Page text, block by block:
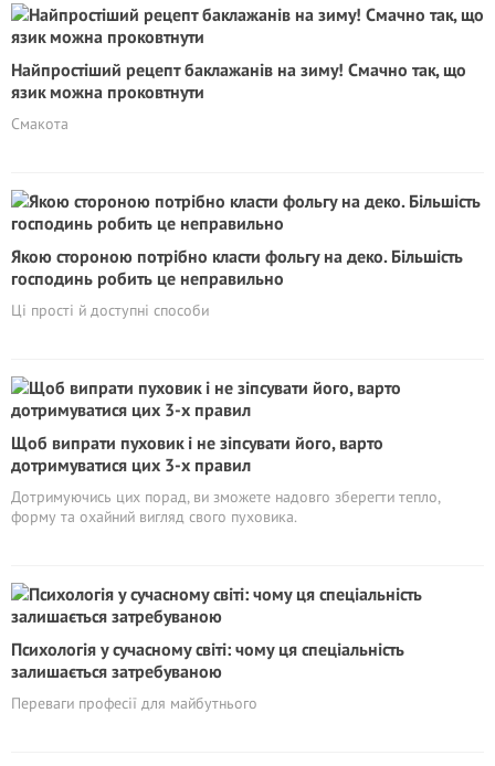
Найпростіший рецепт баклажанів на зиму! Смачно так, що
язик можна проковтнути
Смакота
Якою стороною потрібно класти фольгу на деко. Більшість
господинь робить це неправильно
Ці прості й доступні способи
Щоб випрати пуховик і не зіпсувати його, варто
дотримуватися цих 3-х правил
Дотримуючись цих порад, ви зможете надовго зберегти тепло,
форму та охайний вигляд свого пуховика.
Психологія у сучасному світі: чому ця спеціальність
залишається затребуваною
Переваги професії для майбутнього